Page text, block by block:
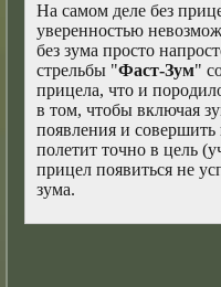
На самом деле без
уверенностью
без зума просто
стрельбы "Фаст-Зум"
прицела, что и
в том, чтобы включая
появления и
полетит точно в цель
прицел появиться не
зума.